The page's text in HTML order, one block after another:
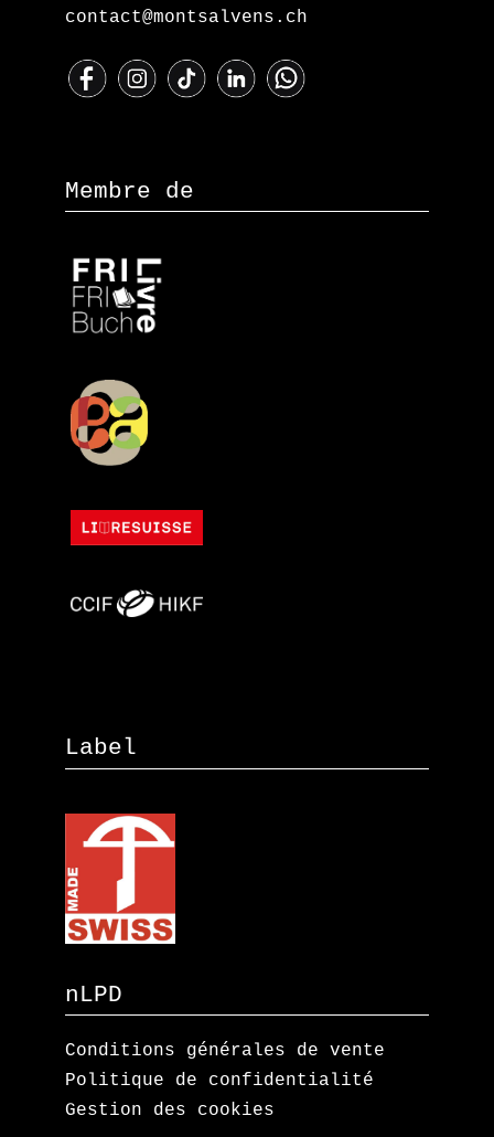
contact@montsalvens.ch
Membre de
Label
nLPD
Conditions générales de vente
Politique de confidentialité
Gestion des cookies